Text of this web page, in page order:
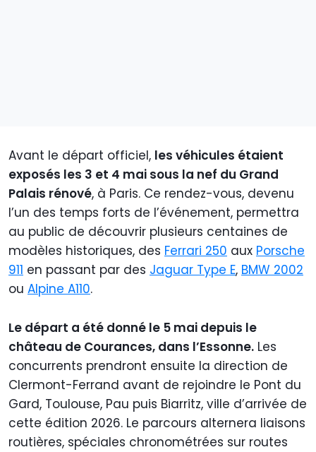
Avant le départ officiel, les véhicules étaient
exposés les 3 et 4 mai sous la nef du Grand
Palais rénové, à Paris. Ce rendez-vous, devenu
l’un des temps forts de l’événement, permettra
au public de découvrir plusieurs centaines de
modèles historiques, des Ferrari 250 aux Porsche
911 en passant par des Jaguar Type E, BMW 2002
ou Alpine A110.
Le départ a été donné le 5 mai depuis le
château de Courances, dans l’Essonne. Les
concurrents prendront ensuite la direction de
Clermont-Ferrand avant de rejoindre le Pont du
Gard, Toulouse, Pau puis Biarritz, ville d’arrivée de
cette édition 2026. Le parcours alternera liaisons
routières, spéciales chronométrées sur routes